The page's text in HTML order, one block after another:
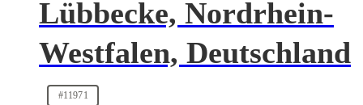
Lübbecke, Nordrhein-
Westfalen, Deutschland
#11971